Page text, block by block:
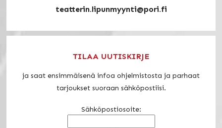
teatterin.lipunmyynti@pori.fi
TILAA UUTISKIRJE
ja saat ensimmäisenä infoa ohjelmistosta ja parhaat
tarjoukset suoraan sähköpostiisi.
Sähköpostiosoite: